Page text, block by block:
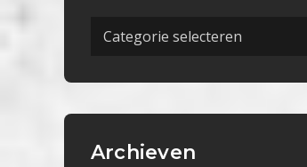
Meer
Archieven